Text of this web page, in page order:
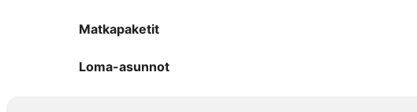
Matkapaketit
Loma-asunnot